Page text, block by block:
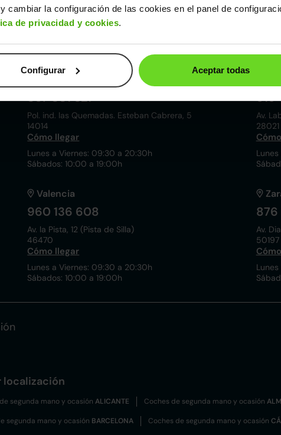
cambiar la configuración de las cookies en el panel de
de privacidad y cookies.
Configurar Aceptar todas
Alto
2,52m
Peso
Depósito
857 881 521
Pol. ind. las Quemadas. Esteban Cabrera, 5
14014
Cómo llegar
Lunes a Viernes: 09:30 a 20:30h
Sábados: 10:00 a 19:00h
919
Av.
28021
Valencia
960 136 608
Av. la Pista, 12 (Pista de Silla)
46470
Cómo llegar
Lunes a Viernes: 09:30 a 20:30h
Sábados: 10:00 a 19:00h
876
Av.
50197
localización
segunda mano y ocasión ALICANTE Coches de segunda mano y ocasión
segunda mano y ocasión BARCELONA Coches de segunda mano y ocasión